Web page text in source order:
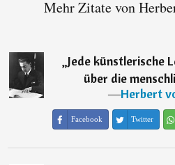
Mehr Zitate von
„Jede künstlerische
über die
―Herbert
Facebook Twitter